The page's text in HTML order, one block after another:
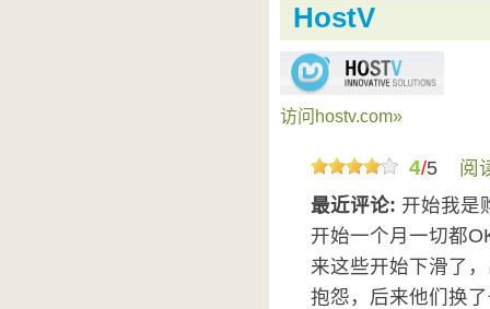
HostV
访问hostv.com»
4/5
阅
最近评论: 开始我是
开始一个月一切都
来这些开始下滑了
抱怨，后来他们换